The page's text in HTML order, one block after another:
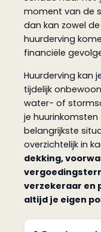
moment van de
dan kan zowel
huurderving
financiële
Huurderving kan
tijdelijk
water- of
je huurinkomsten
belangrijkste
overzichtelijk in
dekking,
verzekeraar en
altijd je eigen